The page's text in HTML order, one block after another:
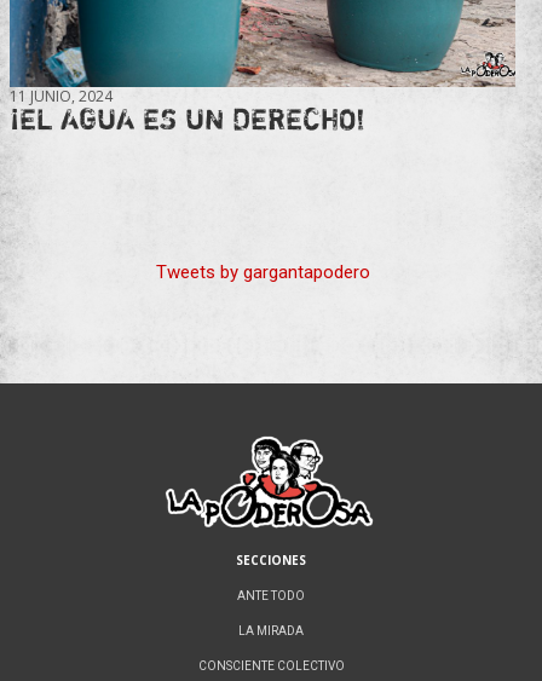
11 JUNIO, 2024
¡EL AGUA ES UN DERECHO!
Tweets by gargantapodero
SECCIONES
ANTE TODO
LA MIRADA
CONSCIENTE COLECTIVO